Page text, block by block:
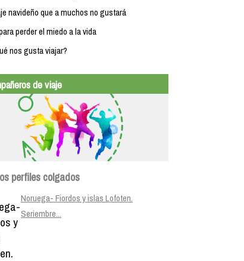
navideño que a muchos no gustará
perder el miedo a la vida
nos gusta viajar?
de viaje
perfiles colgados
Noruega- Fiordos y islas Lofoten.
Seriembre...